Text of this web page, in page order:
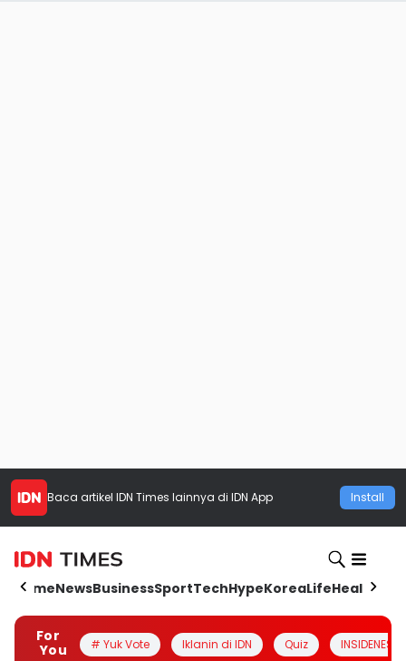
Baca artikel IDN Times lainnya di IDN App Install
HomeNewsBusinessSportTechHypeKoreaLifeHealth
For
You
# Yuk Vote Iklanin di IDN Quiz INSIDENESIA